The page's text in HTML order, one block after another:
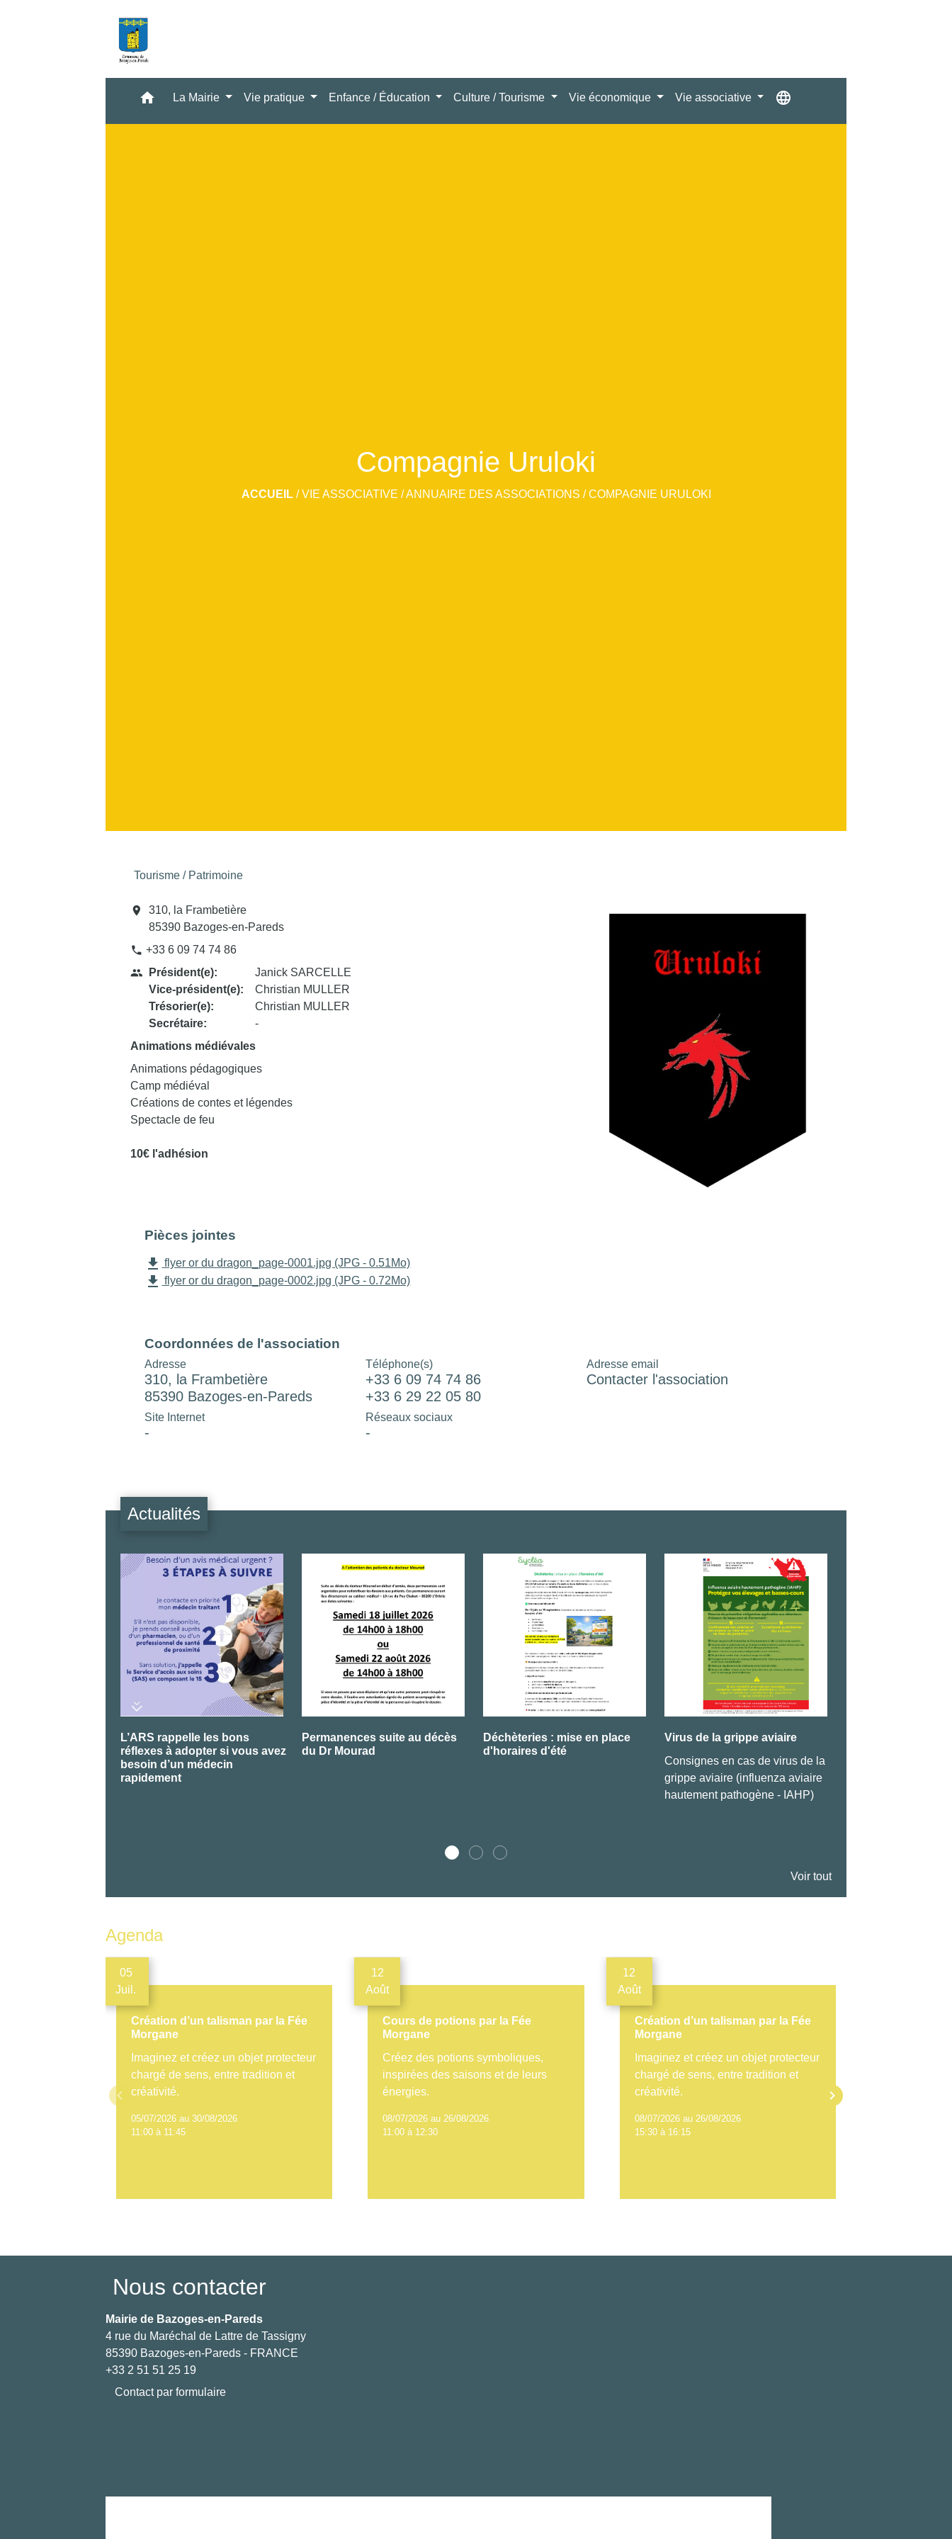
home La Mairie Vie pratique Enfance / Éducation Culture / Tourisme Vie économique Vie associative language
Compagnie Uruloki
ACCUEIL/VIE ASSOCIATIVE /ANNUAIRE DES ASSOCIATIONS /COMPAGNIE URULOKI
Tourisme / Patrimoine
location_on
310, la Frambetière
85390 Bazoges-en-Pareds
phone +33 6 09 74 74 86
people
Président(e):
Vice-président(e):
Trésorier(e):
Secrétaire:
Janick SARCELLE
Christian MULLER
Christian MULLER
-
Animations médiévales
Animations pédagogiques
Camp médiéval
Créations de contes et légendes
Spectacle de feu
10€ l'adhésion
Pièces jointes
file_download flyer or du dragon_page-0001.jpg (JPG - 0.51Mo)
file_download flyer or du dragon_page-0002.jpg (JPG - 0.72Mo)
Coordonnées de l'association
Adresse
310, la Frambetière
85390 Bazoges-en-Pareds
Téléphone(s)
+33 6 09 74 74 86
+33 6 29 22 05 80
Adresse email
Contacter l'association
Site Internet
-
Réseaux sociaux
-
Actualités
L’ARS rappelle les bons
réflexes à adopter si vous avez
besoin d’un médecin
rapidement
Permanences suite au décès
du Dr Mourad
Déchèteries : mise en place
d'horaires d'été
Virus de la grippe aviaire
Consignes en cas de virus de la
grippe aviaire (influenza aviaire
hautement pathogène - IAHP)
Voir tout
Agenda
05
Juil.
Création d’un talisman par la Fée
Morgane
Imaginez et créez un objet protecteur
chargé de sens, entre tradition et
créativité.
05/07/2026 au 30/08/2026
11:00 à 11:45
12
Août
Cours de potions par la Fée
Morgane
Créez des potions symboliques,
inspirées des saisons et de leurs
énergies.
08/07/2026 au 26/08/2026
11:00 à 12:30
12
Août
Création d’un talisman par la Fée
Morgane
Imaginez et créez un objet protecteur
chargé de sens, entre tradition et
créativité.
08/07/2026 au 26/08/2026
15:30 à 16:15
keyboard_arrow_left keyboard_arrow_right
Nous contacter
Mairie de Bazoges-en-Pareds
4 rue du Maréchal de Lattre de Tassigny
85390 Bazoges-en-Pareds - FRANCE
+33 2 51 51 25 19
Contact par formulaire